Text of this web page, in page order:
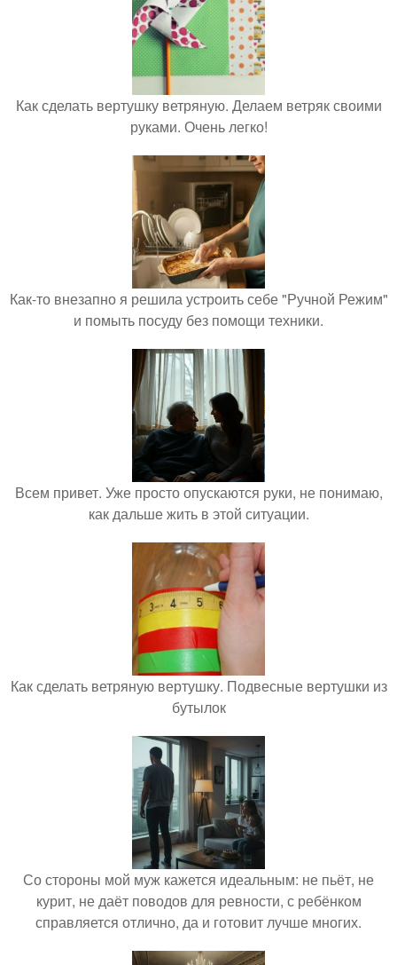
Как сделать вертушку ветряную. Делаем ветряк своими
руками. Очень легко!
Как-то внезапно я решила устроить себе "Ручной Режим"
и помыть посуду без помощи техники.
Всем привет. Уже просто опускаются руки, не понимаю,
как дальше жить в этой ситуации.
Как сделать ветряную вертушку. Подвесные вертушки из
бутылок
Со стороны мой муж кажется идеальным: не пьёт, не
курит, не даёт поводов для ревности, с ребёнком
справляется отлично, да и готовит лучше многих.